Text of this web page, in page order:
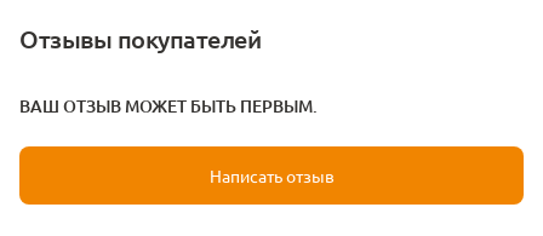
Отзывы покупателей
ВАШ ОТЗЫВ МОЖЕТ БЫТЬ ПЕРВЫМ.
Написать отзыв